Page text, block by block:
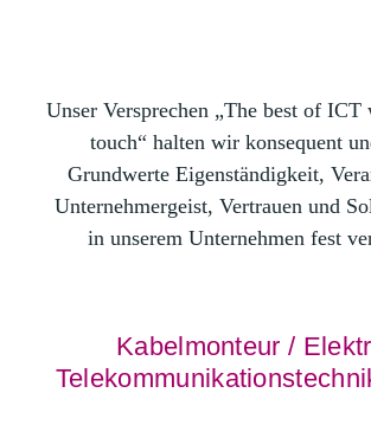
Unser Versprechen „The best of ICT
touch“ halten wir konsequent
Grundwerte Eigenständigkeit,
Unternehmergeist, Vertrauen und
in unserem Unternehmen fest
Kabelmonteur /